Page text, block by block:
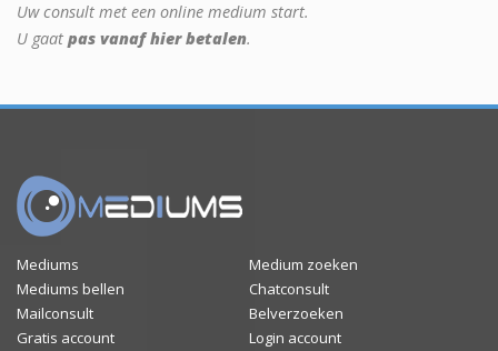
Uw consult met een online medium start.
U gaat pas vanaf hier betalen.
Mediums
Medium zoeken
Mediums bellen
Chatconsult
Mailconsult
Belverzoeken
Gratis account
Login account